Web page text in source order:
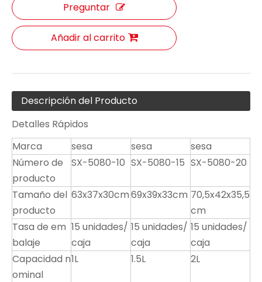
Preguntar
Añadir al carrito
Descripción del Producto
Detalles Rápidos
Marca
sesa sesa
sesa
Número de
producto
SX-5080-10 SX-5080-15 SX-5080-20
Tamaño del
producto
63x37x30cm69x39x33cm 70,5x42x35,5
cm
Tasa de em
balaje
15 unidades/
caja
15 unidades/
caja
15 unidades/
caja
Capacidad n
ominal
1L 1.5L 2L